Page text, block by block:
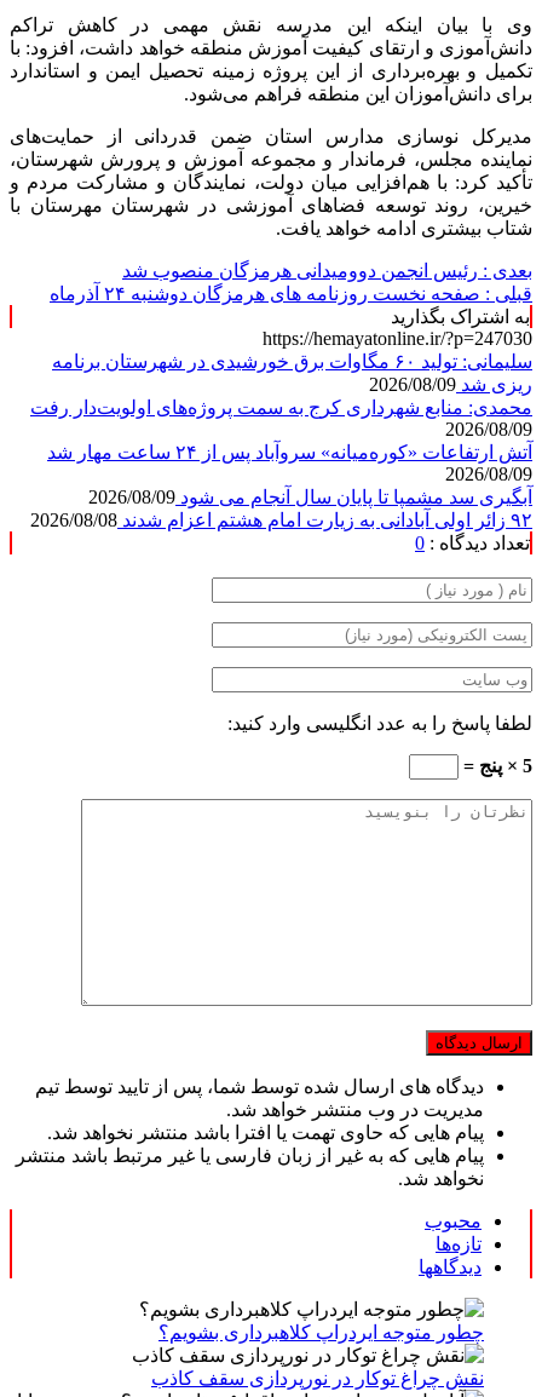
وی با بیان اینکه این مدرسه نقش مهمی در کاهش تراکم
دانش‌آموزی و ارتقای کیفیت آموزش منطقه خواهد داشت، افزود: با
تکمیل و بهره‌برداری از این پروژه زمینه تحصیل ایمن و استاندارد
برای دانش‌آموزان این منطقه فراهم می‌شود.
مدیرکل نوسازی مدارس استان ضمن قدردانی از حمایت‌های
نماینده مجلس، فرماندار و مجموعه آموزش و پرورش شهرستان،
تأکید کرد: با هم‌افزایی میان دولت، نمایندگان و مشارکت مردم و
خیرین، روند توسعه فضاهای آموزشی در شهرستان مهرستان با
شتاب بیشتری ادامه خواهد یافت.
بعدی : رئیس انجمن دوومیدانی هرمزگان منصوب شد
قبلی : صفحه نخست روزنامه های هرمزگان دوشنبه ۲۴ آذرماه
به اشتراک بگذارید
https://hemayatonline.ir/?p=247030
سلیمانی: تولید ۶۰ مگاوات برق خورشیدی در شهرستان برنامه
ریزی شد 2026/08/09
محمدی: منابع شهرداری کرج به سمت پروژه‌های اولویت‌دار رفت
2026/08/09
آتش ارتفاعات «کوره‌میانه» سروآباد پس از ۲۴ ساعت مهار شد
2026/08/09
آبگیری سد مشمپا تا پایان سال آنجام می شود 2026/08/09
۹۲ زائر اولی آبادانی به زیارت امام هشتم اعزام شدند
2026/08/08
تعداد دیدگاه : 0
لطفا پاسخ را به عدد انگلیسی وارد کنید:
5 × پنج =
دیدگاه های ارسال شده توسط شما، پس از تایید توسط تیم
مدیریت در وب منتشر خواهد شد.
پیام هایی که حاوی تهمت یا افترا باشد منتشر نخواهد شد.
پیام هایی که به غیر از زبان فارسی یا غیر مرتبط باشد منتشر
نخواهد شد.
محبوب
تازه‌ها
دیدگاهها
چطور متوجه ایردراپ کلاهبرداری بشویم؟
نقش چراغ توکار در نورپردازی سقف کاذب